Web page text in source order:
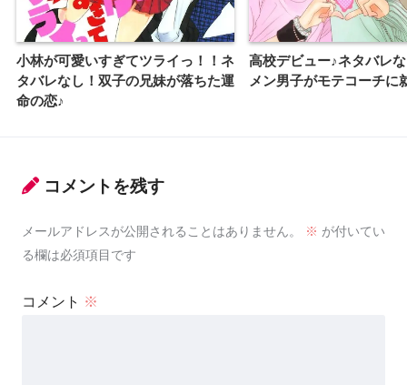
小林が可愛いすぎてツライっ！！ネ
タバレなし！双子の兄妹が落ちた運
命の恋♪
高校デビュー♪ネタバレ
メン男子がモテコーチに
コメントを残す
メールアドレスが公開されることはありません。 ※ が付いてい
る欄は必須項目です
コメント ※